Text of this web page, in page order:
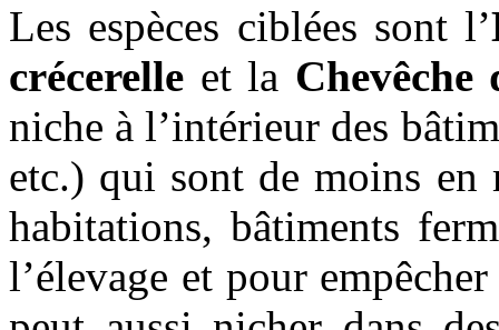
Les espèces ciblées sont l’
crécerelle et la Chevêche
niche à l’intérieur des
etc.) qui sont de moins en
habitations, bâtiments
l’élevage et pour